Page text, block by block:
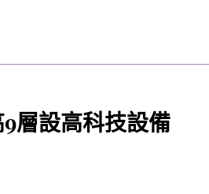
層設高科技設備